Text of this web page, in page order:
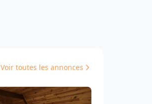
Voir toutes les annonces